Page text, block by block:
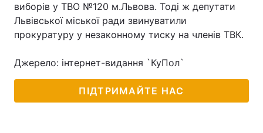
Головна Війна
Україна Політика
Економіка Світ
Наука
виборів у ТВО №120 м.Львова. Тоді ж депутати
Львівської міської ради звинуватили
прокуратуру у незаконному тиску на членів ТВК.
Джерело: інтернет-видання `КуПол`
ПІДТРИМАЙТЕ НАС